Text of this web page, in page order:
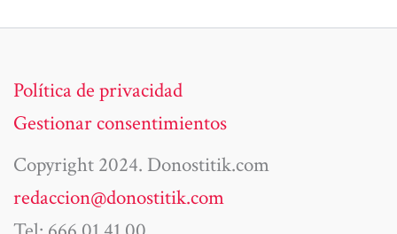
Política de privacidad
Gestionar consentimientos
Copyright 2024. Donostitik.com
redaccion@donostitik.com